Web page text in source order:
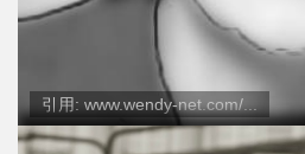
引用: www.wendy-net.com/...